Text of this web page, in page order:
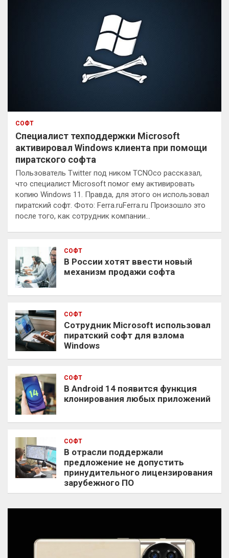
СОФТ
Специалист техподдержки Microsoft
активировал Windows клиента при помощи
пиратского софта
Пользователь Twitter под ником TCNOco рассказал,
что специалист Microsoft помог ему активировать
копию Windows 11. Правда, для этого он использовал
пиратский софт. Фото: Ferra.ruFerra.ru Произошло это
после того, как сотрудник компании…
СОФТ
В России хотят ввести новый
механизм продажи софта
СОФТ
Сотрудник Microsoft использовал
пиратский софт для взлома
Windows
СОФТ
В Android 14 появится функция
клонирования любых приложений
СОФТ
В отрасли поддержали
предложение не допустить
принудительного лицензирования
зарубежного ПО